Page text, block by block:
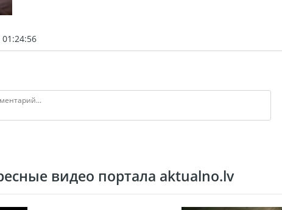
01:24:56
видео портала aktualno.lv